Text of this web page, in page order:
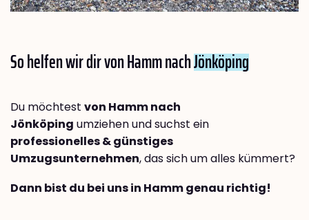
So helfen wir dir von Hamm nachJönköping
Du möchtest von Hamm nach
Jönköping umziehen und suchst ein
professionelles & günstiges
Umzugsunternehmen, das sich um alles kümmert?
Dann bist du bei uns in Hamm genau richtig!